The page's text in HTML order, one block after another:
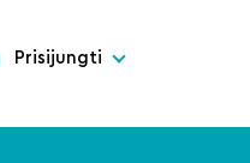
Prisijungti